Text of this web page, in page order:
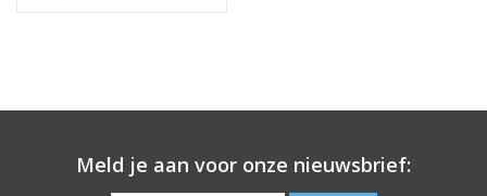
Meld je aan voor onze nieuwsbrief: